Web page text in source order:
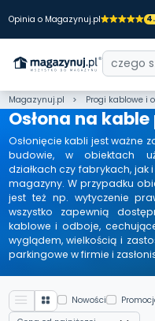
Opinia o Magazynuj.pl
Magazynuj.pl Progi kablowe i
Osłona na
Osłonięcie kabli jest ważne
budowie, w obiektach
działkach czy fabrykach,
magazyny. W przypadku
jest też np. wytyczenie
wszystko zapewnią
kablowe i odboje,
wyglądem, wielkością i
parkingowe w firmie i
Nowości